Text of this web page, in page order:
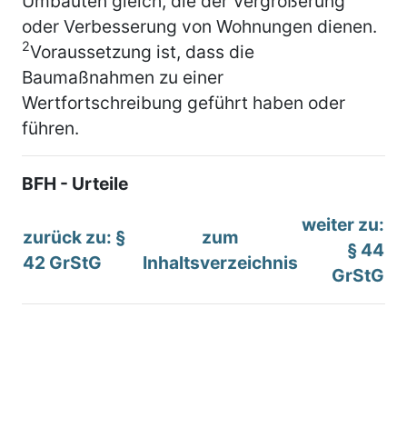
oder Verbesserung von Wohnungen dienen.
2Voraussetzung ist, dass die
Baumaßnahmen zu einer
Wertfortschreibung geführt haben oder
führen.
BFH - Urteile
zurück zu: §
42 GrStG
zum
Inhaltsverzeichnis
weiter zu:
§ 44
GrStG